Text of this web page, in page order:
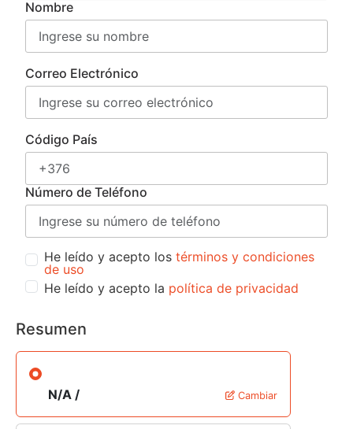
Nombre
Correo Electrónico
Código País
Número de Teléfono
He leído y acepto los términos y condiciones
de uso
He leído y acepto la política de privacidad
Resumen
N/A / Cambiar